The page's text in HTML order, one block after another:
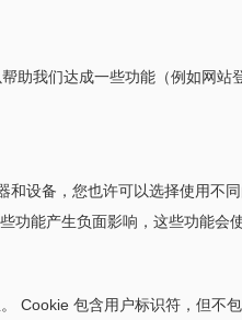
我们达成一些功能（例如网站
设备，您也许可以选择使用不
能产生负面影响，这些功能会
Cookie 包含用户标识符，但不